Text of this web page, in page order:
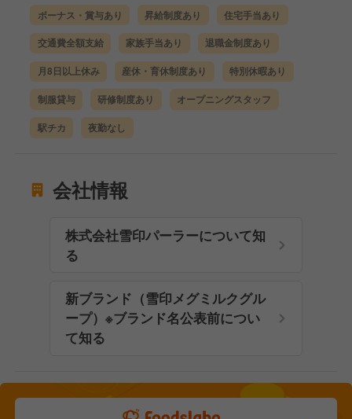
ボーナス・賞与あり 昇給制度あり 住宅手当あり
交通費全額支給 家族手当あり 退職金制度あり
月8日以上休み 産休・育休制度あり 特別休暇あり
制服貸与 研修制度あり オープニングスタッフ
駅チカ 夜勤なし
会社情報
株式会社雪印パーラーについて知
る
新ブランド（雪印メグミルクグル
ープ）※ブランド名公表前につい
て知る